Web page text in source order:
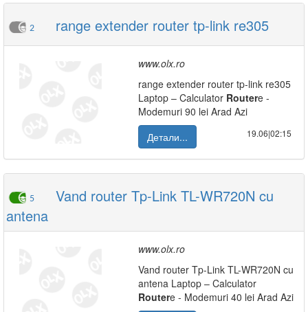
2 range extender router tp-link re305
www.olx.ro
range extender router tp-link re305
Laptop – Calculator Routere -
Modemuri 90 lei Arad Azi
Детали...
19.06|02:15
5
Vand router Tp-Link TL-WR720N cu
antena
www.olx.ro
Vand router Tp-Link TL-WR720N cu
antena Laptop – Calculator
Routere - Modemuri 40 lei Arad Azi